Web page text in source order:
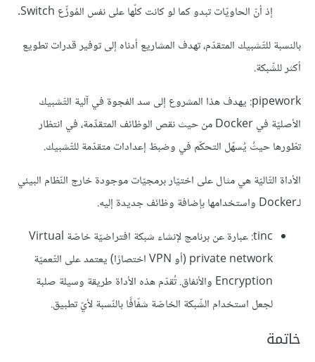
إذ أنّ الحاويّات تبدو كما لو كانت كلّها على نفس المُوزِّع Switch.
بالنسبة للتّشبيك المتقدّم، تهدف المشاريع أدناه إلى توفير قدرات تطويع
أكثر للشّبكة.
pipework: يهدف هذا المشروع إلى سد الفجوة في آلية التّشبيك
الأصليّة في Docker من حيث نقص الوظائف المتقدِّمة، في انتظار
تطّورها حيثُ يُسهّل التحكّم في وضبطَ إعدادات متقدّمة للتّشبيك.
الأداة التّاليّة هي مثال على اختيّار برمجيّات موجودة خارج النّظام البيئي
لـDocker واستخدامها بإضافة وظائف جديدة إليه.
tinc: عبارة عن برنامج لإنشاء شبكة افتراضيّة خاصّة Virtual
private network (أو VPN اختصارًا) يعتمد على التّعميّة
Encryption والأنفاق. تُقدّم هذه الأداة طريقة وسيلة صلبة
لجعل استخدام الشّبكة الخاصّة شفّافًا بالنّسبة لأيّ تطبيق.
خاتمة